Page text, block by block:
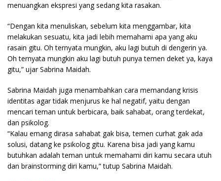
menuangkan ekspresi yang sedang kita rasakan.
“Dengan kita menuliskan, sebelum kita menggambar, kita
melakukan sesuatu, kita jadi lebih memahami apa yang aku
rasain gitu. Oh ternyata mungkin, aku lagi butuh di dengerin ya.
Oh ternyata mungkin aku lagi butuh punya temen deket ya, kaya
gitu,” ujar Sabrina Maidah.
Sabrina Maidah juga menambahkan cara memandang krisis
identitas agar tidak menjurus ke hal negatif, yaitu dengan
mencari teman untuk berbicara, baik sahabat, orang terdekat,
dan psikolog.
“Kalau emang dirasa sahabat gak bisa, temen curhat gak ada
solusi, datang ke psikolog gitu. Karena bisa jadi yang kamu
butuhkan adalah teman untuk memahami diri kamu secara utuh
dan brainstorming diri kamu,” tutup Sabrina Maidah.